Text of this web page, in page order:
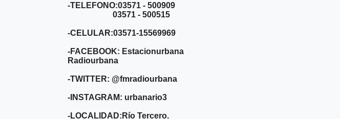
-TELEFONO:03571 - 500909
03571 - 500515
-CELULAR:03571-15569969
-FACEBOOK: Estacionurbana
Radiourbana
-TWITTER: @fmradiourbana
-INSTAGRAM: urbanario3
-LOCALIDAD:Río Tercero.